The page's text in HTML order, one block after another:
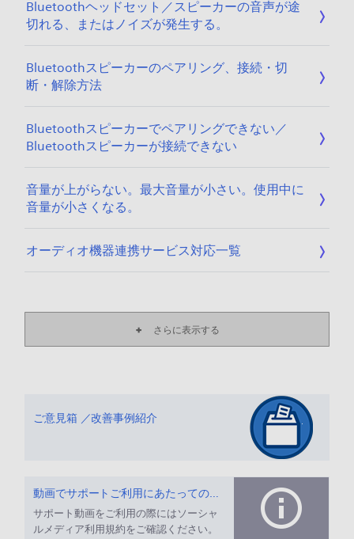
Bluetoothヘッドセット／スピーカーの音声が途
切れる、またはノイズが発生する。
Bluetoothスピーカーのペアリング、接続・切
断・解除方法
Bluetoothスピーカーでペアリングできない／
Bluetoothスピーカーが接続できない
音量が上がらない。最大音量が小さい。使用中に
音量が小さくなる。
オーディオ機器連携サービス対応一覧
さらに表示する
ご意見箱 ／改善事例紹介
動画でサポートご利用にあたってのお願い
サポート動画をご利用の際にはソーシャ
ルメディア利用規約をご確認ください。